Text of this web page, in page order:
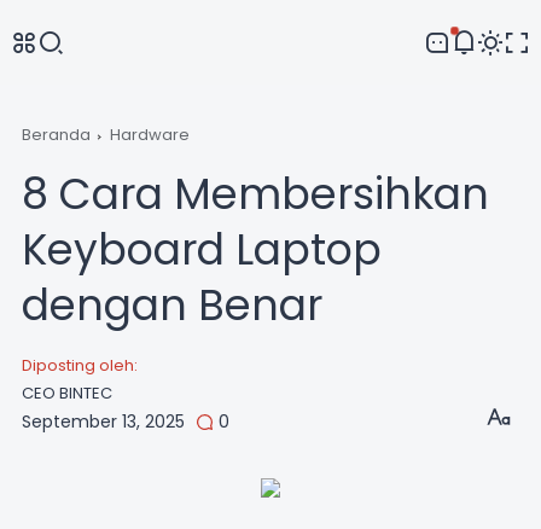
Comment
Beranda Hardware
8 Cara Membersihkan
Keyboard Laptop
dengan Benar
Diposting oleh:
CEO BINTEC
September 13, 2025 0